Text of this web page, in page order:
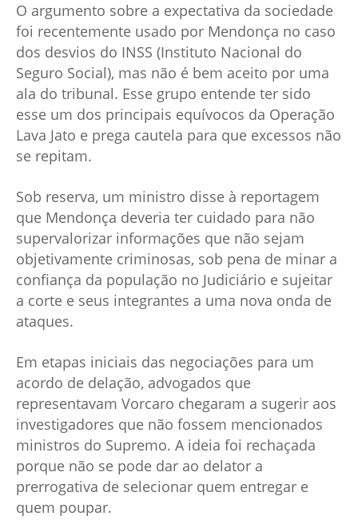
O argumento sobre a expectativa da sociedade
foi recentemente usado por Mendonça no caso
dos desvios do INSS (Instituto Nacional do
Seguro Social), mas não é bem aceito por uma
ala do tribunal. Esse grupo entende ter sido
esse um dos principais equívocos da Operação
Lava Jato e prega cautela para que excessos não
se repitam.
Sob reserva, um ministro disse à reportagem
que Mendonça deveria ter cuidado para não
supervalorizar informações que não sejam
objetivamente criminosas, sob pena de minar a
confiança da população no Judiciário e sujeitar
a corte e seus integrantes a uma nova onda de
ataques.
Em etapas iniciais das negociações para um
acordo de delação, advogados que
representavam Vorcaro chegaram a sugerir aos
investigadores que não fossem mencionados
ministros do Supremo. A ideia foi rechaçada
porque não se pode dar ao delator a
prerrogativa de selecionar quem entregar e
quem poupar.